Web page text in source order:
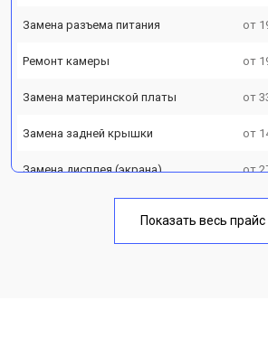
Замена разъема питания от
Ремонт камеры от
Замена материнской платы от
Замена задней крышки от
Замена дисплея (экрана) от
Замена кнопки включения от
Показать весь прайс